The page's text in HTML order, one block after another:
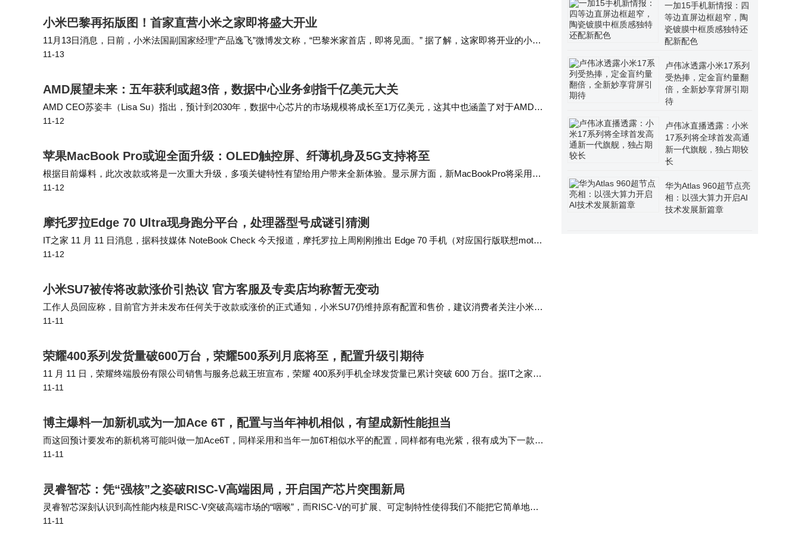
​小米巴黎再拓版图！首家直营小米之家即将盛大开业​
11月13日消息，日前，小米法国副国家经理“产品逸飞”微博发文称，“巴黎米家首店，即将见面。” 据了解，这家即将开业的小米
之家为直营门店。 快科技注：2019年1月18日，小米法国旗舰店在香榭丽舍大街开业，这…
11-13
AMD展望未来：五年获利或超3倍，数据中心业务剑指千亿美元大关
AMD CEO苏姿丰（Lisa Su）指出，预计到2030年，数据中心芯片的市场规模将成长至1万亿美元，这其中也涵盖了对于AMD的
CPU、网络芯片和人工智能（AI）芯片需求的增长。其中在新一代AI芯片与服务…
11-12
苹果MacBook Pro或迎全面升级：OLED触控屏、纤薄机身及5G支持将至
根据目前爆料，此次改款或将是一次重大升级，多项关键特性有望给用户带来全新体验。显示屏方面，新MacBookPro将采用支
持触控功能的OLED显示屏，相较于现款所使用的Mini LED技术，这无疑是一次重大…
11-12
摩托罗拉Edge 70 Ultra现身跑分平台，处理器型号成谜引猜测
IT之家 11 月 11 日消息，据科技媒体 NoteBook Check 今天报道，摩托罗拉上周刚刚推出 Edge 70 手机（对应国行版联想moto
X70 Air），如今种种蛛丝马迹证明这家公司计划进…
11-12
​小米SU7被传将改款涨价引热议 官方客服及专卖店均称暂无变动​
工作人员回应称，目前官方并未发布任何关于改款或涨价的正式通知，小米SU7仍维持原有配置和售价，建议消费者关注小米汽
车官网获取最新信息。 据了解，小米SU7于去年3月28日上市，三款车型售价分别为21.59万元…
11-11
荣耀400系列发货量破600万台，荣耀500系列月底将至，配置升级引期待
11 月 11 日，荣耀终端股份有限公司销售与服务总裁王班宣布，荣耀 400系列手机全球发货量已累计突破 600 万台。据IT之家此
前报道，爆料称某款中屏新机（被猜测为荣耀 500 Pro）将搭载骁龙 8 …
11-11
博主爆料一加新机或为一加Ace 6T，配置与当年神机相似，有望成新性能担当
而这回预计要发布的新机将可能叫做一加Ace6T，同样采用和当年一加6T相似水平的配置，同样都有电光紫，很有成为下一款性
能神机的潜质，所以博主感慨机圈是个轮回。 此前，博主透露过有一款一加手机将搭载骁龙8G…
11-11
灵睿智芯：凭“强核”之姿破RISC-V高端困局，开启国产芯片突围新局
灵睿智芯深刻认识到高性能内核是RISC-V突破高端市场的“咽喉”，而RISC-V的可扩展、可定制特性使得我们不能把它简单地理
解为狭义的CPU概念，因此“领域增强”就成为释放RISC-V架构潜力的关键路径，从…
11-11
​一加15手机新情报：四
等边直屏边框超窄，陶
瓷镀膜中框质感独特还
配新配色​
卢伟冰透露小米17系列
受热捧，定金盲约量翻
倍，全新妙享背屏引期
待
卢伟冰直播透露：小米
17系列将全球首发高通
新一代旗舰，独占期较
长
华为Atlas 960超节点亮
相：以强大算力开启AI
技术发展新篇章